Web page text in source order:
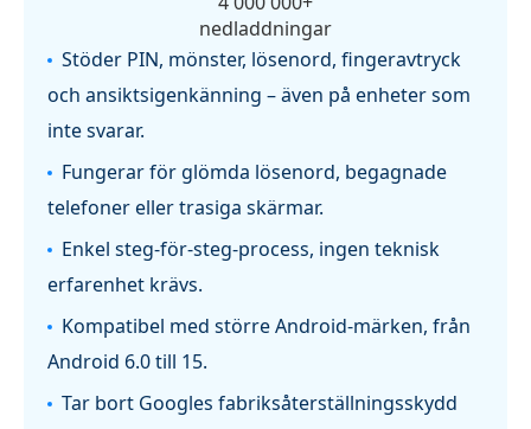
nedladdningar
Stöder PIN, mönster, lösenord, fingeravtryck
och ansiktsigenkänning – även på enheter som
inte svarar.
Fungerar för glömda lösenord, begagnade
telefoner eller trasiga skärmar.
Enkel steg-för-steg-process, ingen teknisk
erfarenhet krävs.
Kompatibel med större Android-märken, från
Android 6.0 till 15.
Tar bort Googles fabriksåterställningsskydd